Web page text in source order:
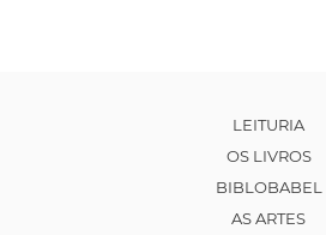
LEITURIA
OS LIVROS
BIBLOBABEL
AS ARTES